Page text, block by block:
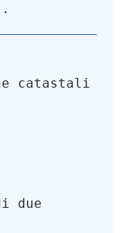
catastali
due